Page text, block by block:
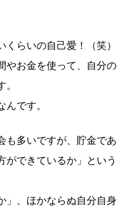
らいの自己愛！（笑）
やお金を使って、自分の
です。
も多いですが、貯金であ
ができているか」という
」、ほかならぬ自分自身